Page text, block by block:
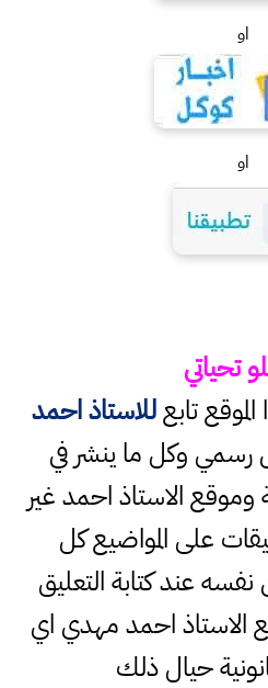
او
او
تحياتي
تابعللاستاذ احمد
وكل ما ينشر في
وموقع الاستاذ احمد غير
على المواضيع كل
عند كتابة التعليق
الاستاذ احمد مهدي اي
حيال ذلك